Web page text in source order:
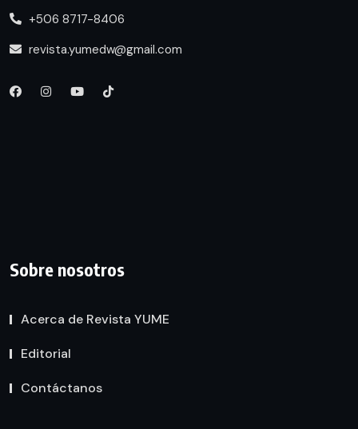
+506 8717-8406
revista.yumedw@gmail.com
Sobre nosotros
Acerca de Revista YUME
Editorial
Contáctanos